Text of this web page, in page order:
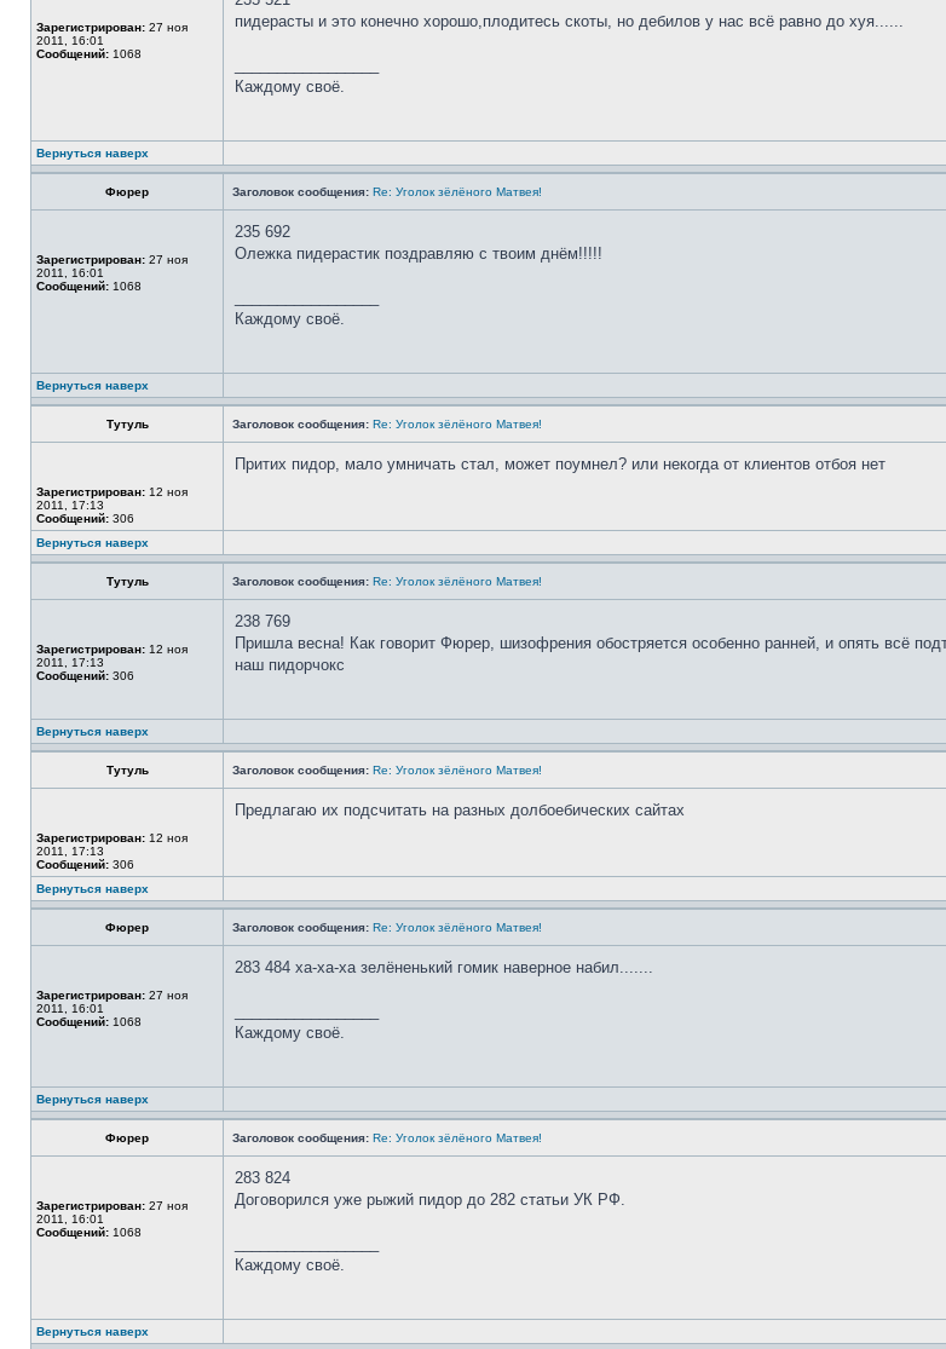
Зарегистрирован: 27 ноя
2011, 16:01
Сообщений: 1068
пидерасты и это конечно хорошо,плодитесь скоты, но дебилов у нас всё равно до хуя......
Каждому своё.
Вернуться наверх
Фюрер Заголовок сообщения: Re: Уголок зёлёного Матвея!
Зарегистрирован: 27 ноя
2011, 16:01
Сообщений: 1068
235 692
Олежка пидерастик поздравляю с твоим днём!!!!!
Каждому своё.
Вернуться наверх
Тутуль Заголовок сообщения: Re: Уголок зёлёного Матвея!
Зарегистрирован: 12 ноя
2011, 17:13
Сообщений: 306
Притих пидор, мало умничать стал, может поумнел? или некогда от клиентов отбоя нет
Вернуться наверх
Тутуль Заголовок сообщения: Re: Уголок зёлёного Матвея!
Зарегистрирован: 12 ноя
2011, 17:13
Сообщений: 306
238 769
Пришла весна! Как говорит Фюрер, шизофрения обостряется особенно ранней, и опять всё
наш пидорчокс
Вернуться наверх
Тутуль Заголовок сообщения: Re: Уголок зёлёного Матвея!
Зарегистрирован: 12 ноя
2011, 17:13
Сообщений: 306
Предлагаю их подсчитать на разных долбоебических сайтах
Вернуться наверх
Фюрер Заголовок сообщения: Re: Уголок зёлёного Матвея!
Зарегистрирован: 27 ноя
2011, 16:01
Сообщений: 1068
283 484 ха-ха-ха зелёненький гомик наверное набил.......
Каждому своё.
Вернуться наверх
Фюрер Заголовок сообщения: Re: Уголок зёлёного Матвея!
Зарегистрирован: 27 ноя
2011, 16:01
Сообщений: 1068
283 824
Договорился уже рыжий пидор до 282 статьи УК РФ.
Каждому своё.
Вернуться наверх